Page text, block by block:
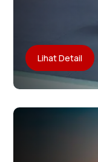
Lihat Detail